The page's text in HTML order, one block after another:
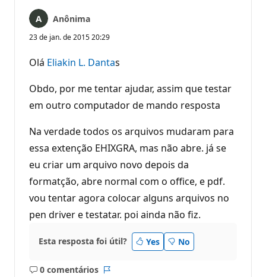
Anônima
23 de jan. de 2015 20:29
Olá Eliakin L. Dantas
Obdo, por me tentar ajudar, assim que testar
em outro computador de mando resposta
Na verdade todos os arquivos mudaram para
essa extenção EHIXGRA, mas não abre. já se
eu criar um arquivo novo depois da
formatção, abre normal com o office, e pdf.
vou tentar agora colocar alguns arquivos no
pen driver e testatar. poi ainda não fiz.
Esta resposta foi útil? Yes No
0 comentários